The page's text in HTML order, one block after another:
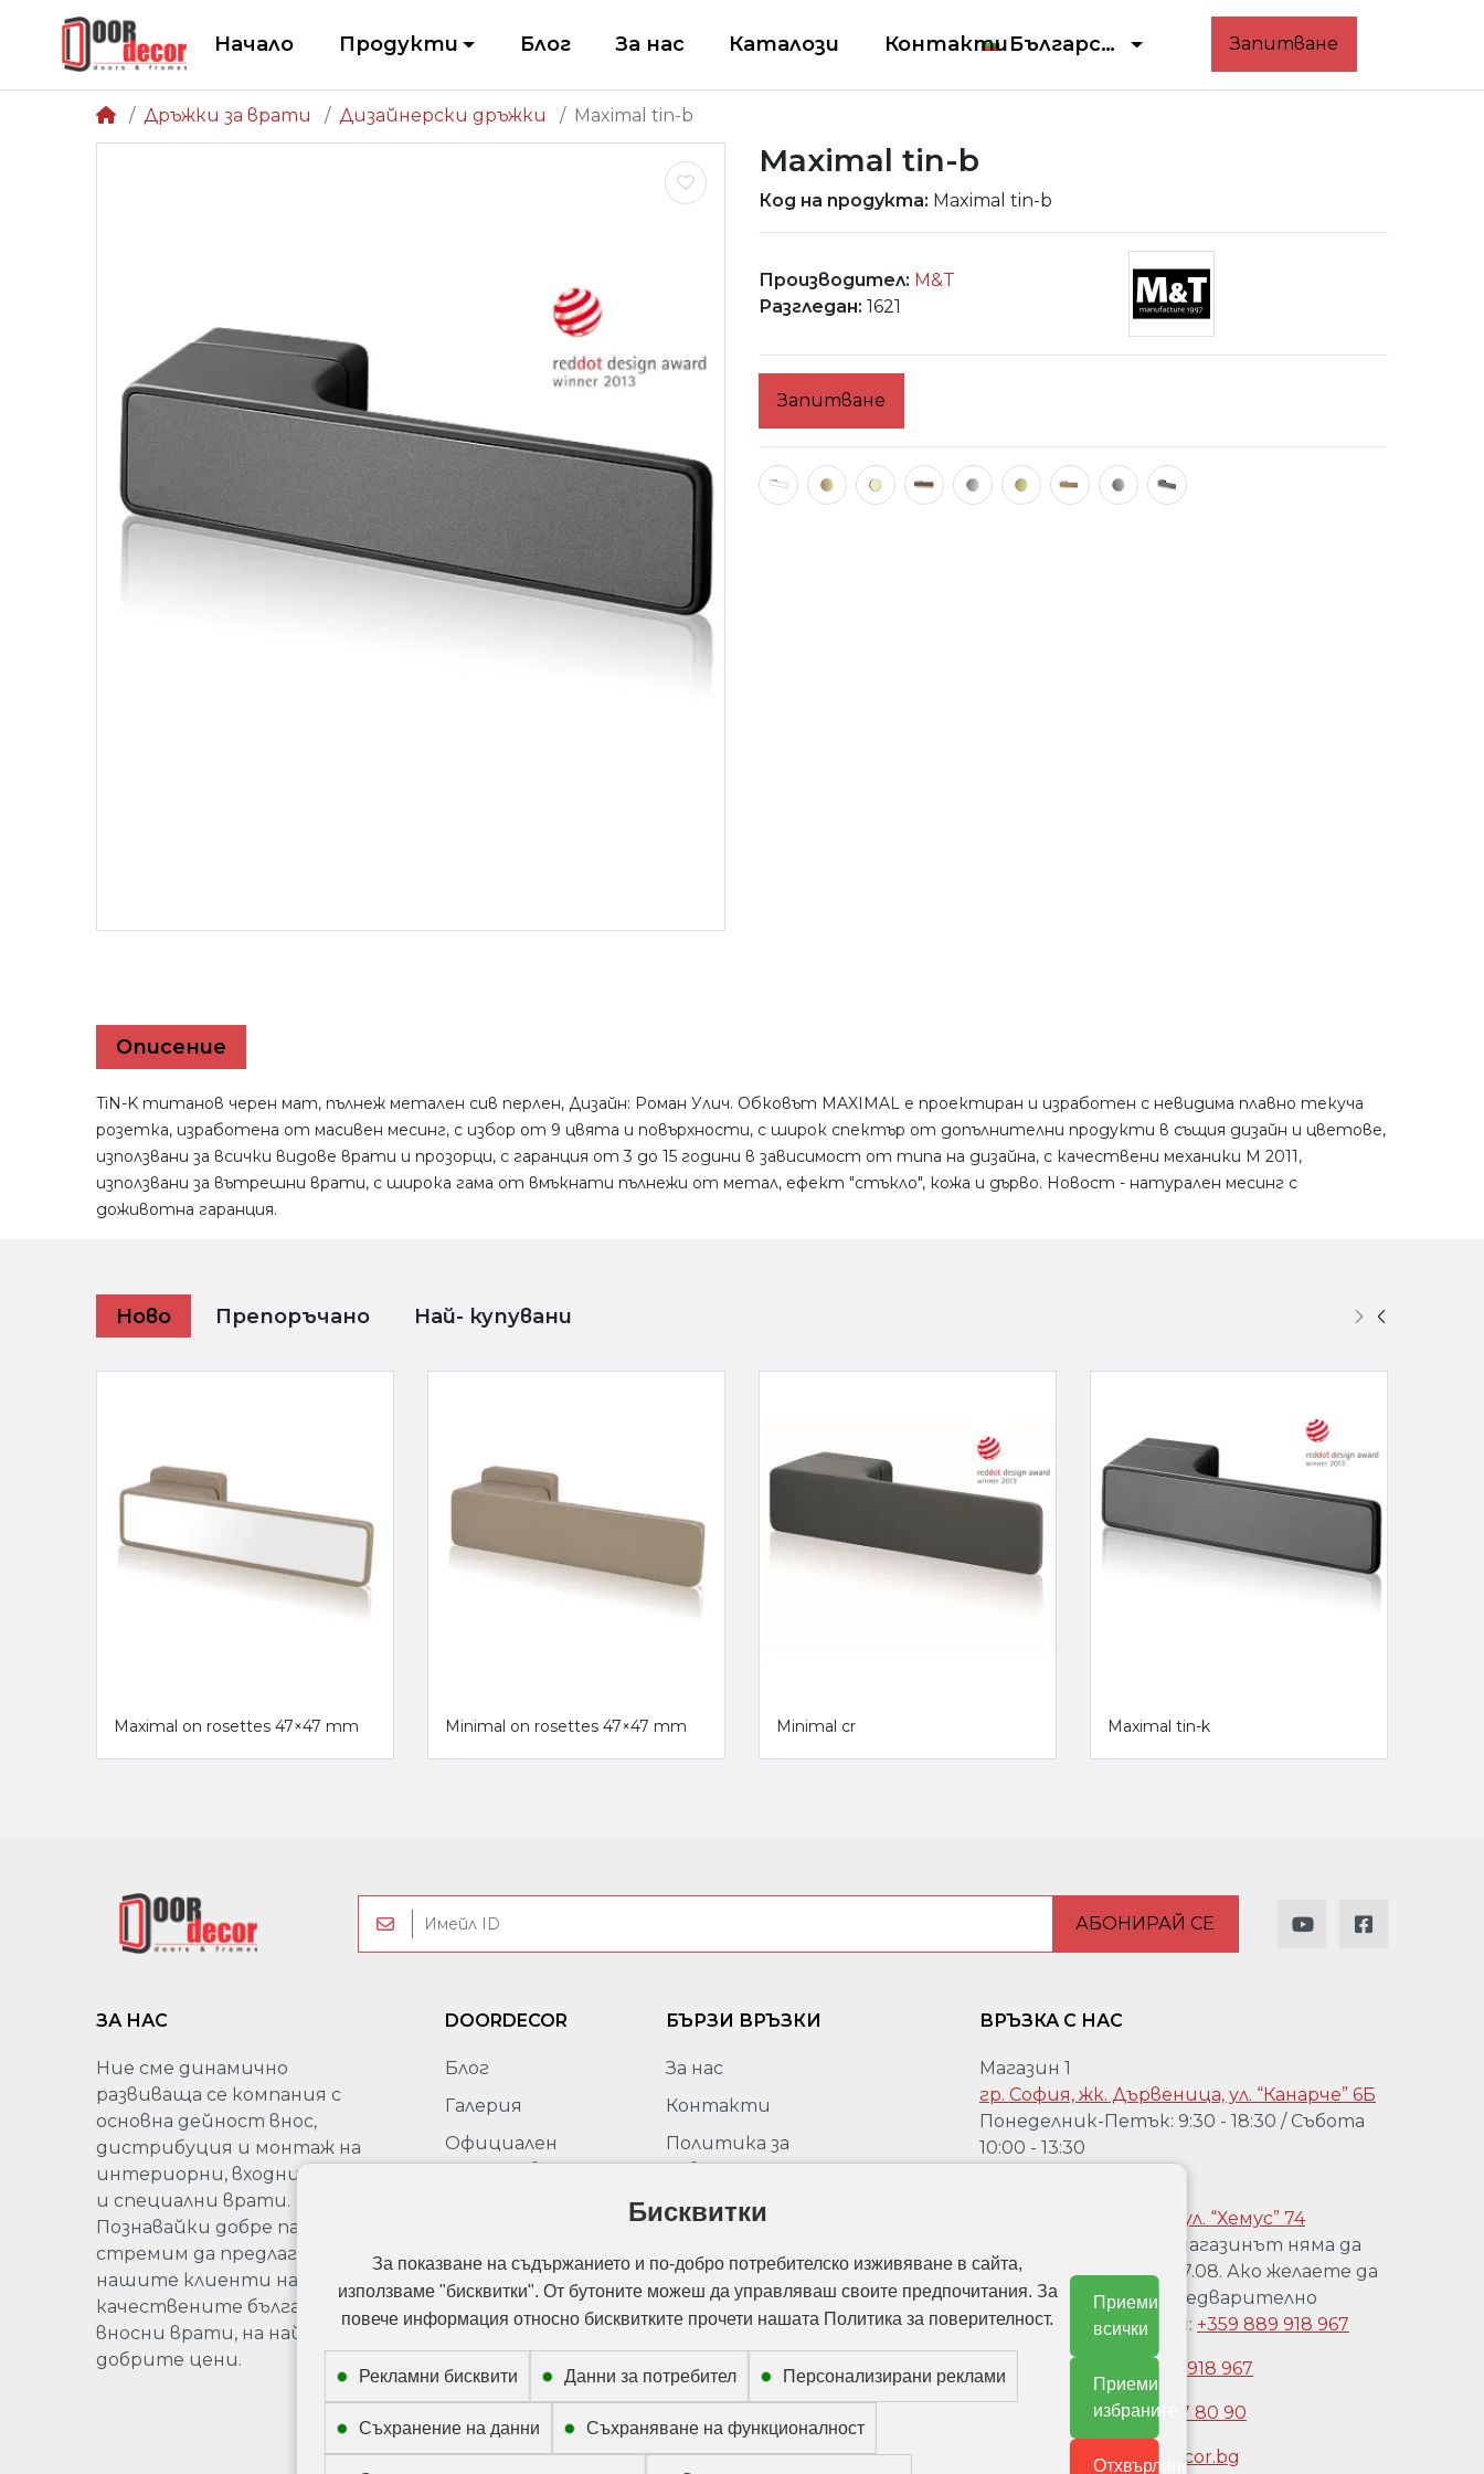
Запитване
Български
Начало Продукти Блог За нас Каталози Контакти
Дръжки за врати Дизайнерски дръжки Maximal tin-b
Maximal tin-b
Код на продукта: Maximal tin-b
Производител: M&T
Разгледан: 1621
Запитване
MAXIMAL TiN-B
Описение
TiN-K титанов черен мат, пълнеж метален сив перлен, Дизайн: Роман Улич. Обковът MAXIMAL е проектиран и изработен с невидима плавно текуча
розетка, изработена от масивен месинг, с избор от 9 цвята и повърхности, с широк спектър от допълнителни продукти в същия дизайн и цветове,
използвани за всички видове врати и прозорци, с гаранция от 3 до 15 години в зависимост от типа на дизайна, с качествени механики M 2011,
използвани за вътрешни врати, с широка гама от вмъкнати пълнежи от метал, ефект "стъкло", кожа и дърво. Новост - натурален месинг с
доживотна гаранция.
Ново Препоръчано Най- купувани
Maximal on rosettes 47×47 mm Minimal on rosettes 47×47 mm Minimal cr Maximal tin-k
АБОНИРАЙ СЕ
ЗА НАС
Ние сме динамично
развиваща се компания с
основна дейност внос,
дистрибуция и монтаж на
интериорни, входни, гаражни
и специални врати.
Познавайки добре пазара, се
стремим да предлагаме на
нашите клиенти най-
качествените български и
вносни врати, на най-
добрите цени.
DOORDECOR
Блог
Галерия
Официален
представител
Промоции
БЪРЗИ ВРЪЗКИ
За нас
Контакти
Политика за
поверителност
Политика за защита на
Политика за използване на
„бисквитки“
ВРЪЗКА С НАС
Магазин 1
гр. София, жк. Дървеница, ул. “Канарче” 6Б
Понеделник-Петък: 9:30 - 18:30 / Събота
10:00 - 13:30
гр. София, Гео Милев, ул. “Хемус” 74
Уважаеми клиенти, магазинът няма да
работи от 04.08 до 17.08. Ако желаете да
го посетете, след предварително
обаждане на телефон: +359 889 918 967
Обадете се: +359 889 918 967
Обадете се:+3592 477 80 90
office@doordecor.bg
Бисквитки
За показване на съдържанието и по-добро потребителско изживяване в сайта,
използваме "бисквитки". От бутоните можеш да управляваш своите предпочитания. За
повече информация относно бисквитките прочети нашата Политика за поверителност.
Рекламни бисквити Данни за потребител Персонализирани реклами
Съхранение на данни Съхраняване на функционалност
Приеми
всички
Приеми
избраните
Отхвърляне